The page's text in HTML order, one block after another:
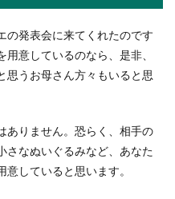
の発表会に来てくれたのです
意しているのなら、是非、
思うお母さん方々もいると思
ありません。恐らく、相手の
さなぬいぐるみなど、あなた
していると思います。